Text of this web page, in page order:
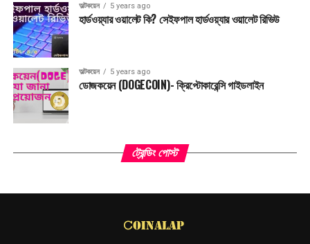
অল্টকয়েন 5 years ago
হার্ডওয়্যার ওয়ালেট কি? সেইফপাল হার্ডওয়্যার ওয়ালেট রিভিউ
অল্টকয়েন 5 years ago
ডোজকয়েন (DOGECOIN)- ক্রিপ্টোকারেন্সি গাইডলাইন
ট্রেন্ডিং পোস্ট